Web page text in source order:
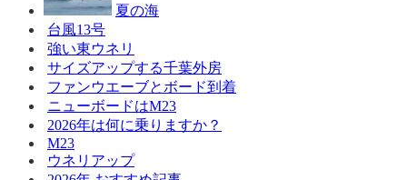
夏の海
台風13号
強い東ウネリ
サイズアップする千葉外房
ファンウエーブとボード到着
ニューボードはM23
2026年は何に乗りますか？
M23
ウネリアップ